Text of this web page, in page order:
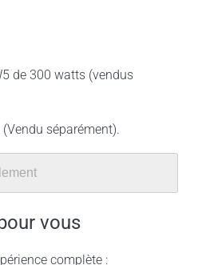
de 300 watts (vendus
séparément).
vous
complète :